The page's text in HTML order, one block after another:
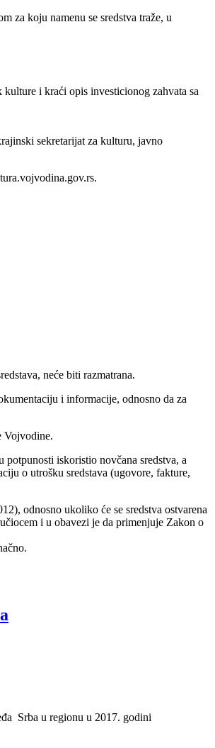
za koju namenu se sredstva traže, u
i kraći opis investicionog zahvata sa
sekretarijat za kulturu, javno
neće biti razmatrana.
i informacije, odnosno da za
Vojvodine.
iskoristio novčana sredstva, a
o utrošku sredstava (ugovore, fakture,
odnosno ukoliko će se sredstva ostvarena
i u obavezi je da primenjuje Zakon o
Srba u regionu u 2017. godini